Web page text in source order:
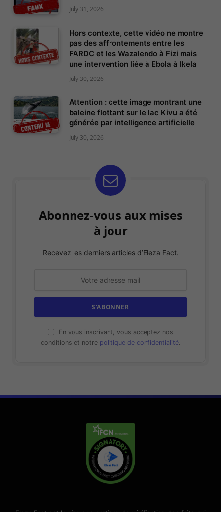
July 31, 2026
Hors contexte, cette vidéo ne montre
pas des affrontements entre les
FARDC et les Wazalendo à Fizi mais
une intervention liée à Ebola à Ikela
July 30, 2026
Attention : cette image montrant une
baleine flottant sur le lac Kivu a été
générée par intelligence artificielle
July 30, 2026
Abonnez-vous aux mises
à jour
Recevez les derniers articles d’Eleza Fact.
En vous inscrivant, vous acceptez nos
conditions et notre politique de confidentialité.